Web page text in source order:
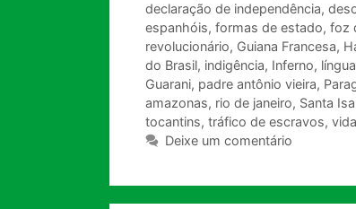
declaração de independência,
espanhóis, formas de estado, foz
revolucionário, Guiana Francesa,
do Brasil, indigência, Inferno,
Guarani, padre antônio vieira,
amazonas, rio de janeiro, Santa
tocantins, tráfico de escravos,
Deixe um comentário